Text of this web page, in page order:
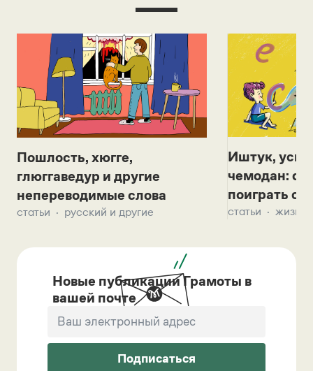
Пошлость, хюгге,
глюггаведур и другие
непереводимые слова
статьи русский и другие
Иштук,
чемодан:
поиграть с
статьи жизнь
Новые публикации Грамоты в
вашей почте
Подписаться